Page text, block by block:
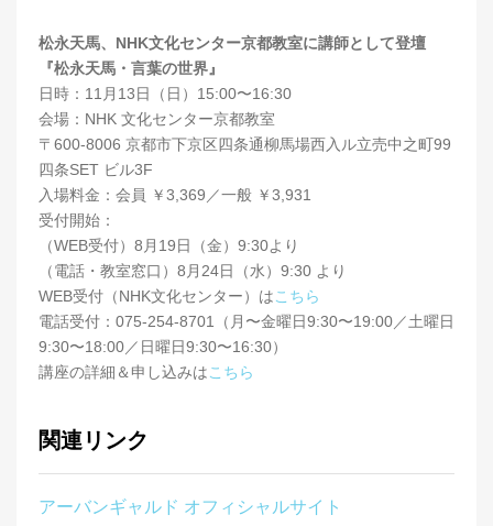
松永天馬、NHK文化センター京都教室に講師として登壇
『松永天馬・言葉の世界』
日時：11月13日（日）15:00〜16:30
会場：NHK 文化センター京都教室
〒600-8006 京都市下京区四条通柳馬場西入ル立売中之町99
四条SET ビル3F
入場料金：会員 ￥3,369／一般 ￥3,931
受付開始：
（WEB受付）8月19日（金）9:30より
（電話・教室窓口）8月24日（水）9:30 より
WEB受付（NHK文化センター）はこちら
電話受付：075-254-8701（月〜金曜日9:30〜19:00／土曜日
9:30〜18:00／日曜日9:30〜16:30）
講座の詳細＆申し込みはこちら
関連リンク
アーバンギャルド オフィシャルサイト